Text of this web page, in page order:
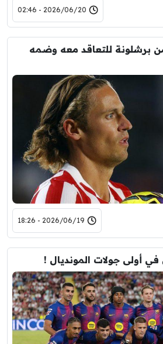
2026/06/20 - 02:46
من برشلونة للتعاقد معه وضمه
2026/06/19 - 18:26
في أولى جولات المونديال !